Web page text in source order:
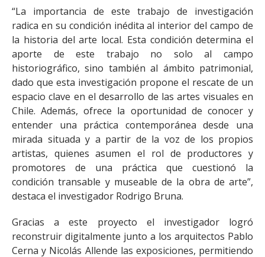
“​​​​​​​​La importancia de este trabajo de investigación
radica en su condición inédita al interior del campo de
la historia del arte local. Esta condición determina el
aporte de este trabajo no solo al campo
historiográfico, sino también al ámbito patrimonial,
dado que esta investigación propone el rescate de un
espacio clave en el desarrollo de las artes visuales en
Chile. Además, ofrece la oportunidad de conocer y
entender una práctica contemporánea desde una
mirada situada y a partir de la voz de los propios
artistas, quienes asumen el rol de productores y
promotores de una práctica que cuestionó la
condición transable y museable de la obra de arte”,
destaca el investigador Rodrigo Bruna.
Gracias a este proyecto el investigador logró
reconstruir digitalmente junto a los arquitectos Pablo
Cerna y Nicolás Allende las exposiciones, permitiendo